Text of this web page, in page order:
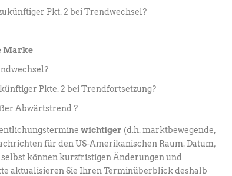
Pkt. 2 bei Trendwechsel?
Marke
Pkte. 2 bei Trendfortsetzung?
Abwärtstrend ?
wichtiger (d.h. marktbewegende,
für den US-Amerikanischen Raum. Datum,
können kurzfristigen Änderungen und
aktualisieren Sie Ihren Terminüberblick deshalb